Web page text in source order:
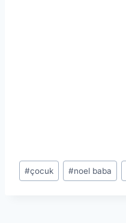
Post
Tags:
#çocuk #noel baba